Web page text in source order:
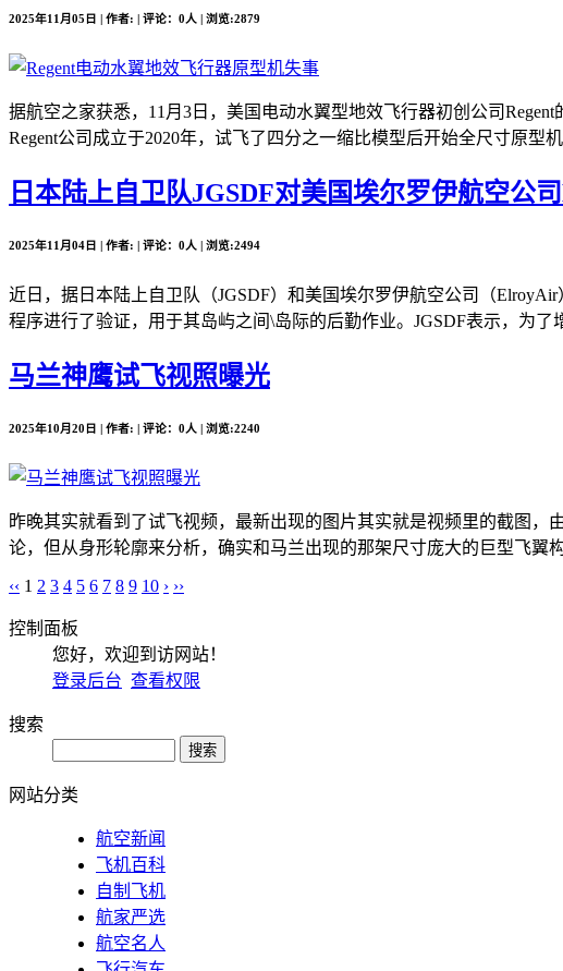
2025年11月05日 | 作者: | 评论：0人 | 浏览:2879
据航空之家获悉，11月3日，美国电动水翼型地效飞行器初创公司
Regent公司成立于2020年，试飞了四分之一缩比模型后开始全尺寸原型
日本陆上自卫队JGSDF对美国埃尔罗伊航空
2025年11月04日 | 作者: | 评论：0人 | 浏览:2494
近日，据日本陆上自卫队（JGSDF）和美国埃尔罗伊航空公司（
程序进行了验证，用于其岛屿之间\岛际的后勤作业。JGSDF表示，为了
马兰神鹰试飞视照曝光
2025年10月20日 | 作者: | 评论：0人 | 浏览:2240
昨晚其实就看到了试飞视频，最新出现的图片其实就是视频里的截图
论，但从身形轮廓来分析，确实和马兰出现的那架尺寸庞大的巨型飞
‹‹ 1 2 3 4 5 6 7 8 9 10 › ››
控制面板
您好，欢迎到访网站！
登录后台 查看权限
搜索
网站分类
航空新闻
飞机百科
自制飞机
航家严选
航空名人